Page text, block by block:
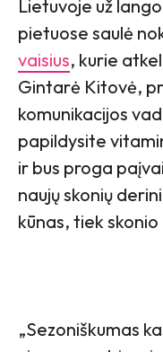
Lietuvoje už
pietuose saulė
vaisius, kurie
Gintarė Kitovė,
komunikacijos
papildysite
ir bus proga
naujų skonių
kūnas, tiek
„Sezoniškumas